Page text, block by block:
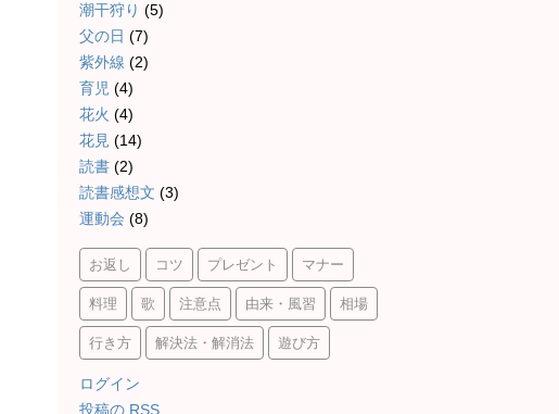
潮干狩り (5)
父の日 (7)
紫外線 (2)
育児 (4)
花火 (4)
花見 (14)
読書 (2)
読書感想文 (3)
運動会 (8)
お返し コツ プレゼント マナー
料理 歌 注意点 由来・風習 相場
行き方 解決法・解消法 遊び方
ログイン
投稿の RSS